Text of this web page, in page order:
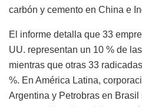
carbón y cemento en China e
El informe detalla que 33
UU. representan un 10 % de
mientras que otras 33
%. En América Latina,
Argentina y Petrobras en